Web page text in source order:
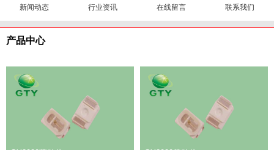
新闻动态 行业资讯 在线留言 联系我们
产品中心